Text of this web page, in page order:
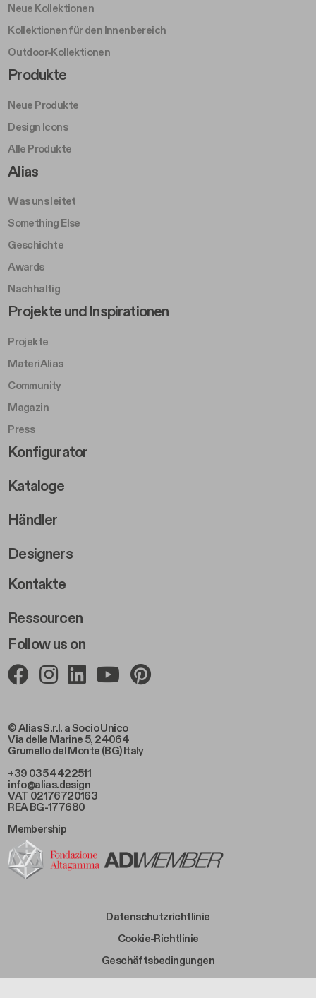
© Alias S.r.l. a Socio Unico
Via delle Marine 5, 24064
Grumello del Monte (BG) Italy
+39 035 4422511
info@alias.design
VAT 02176720163
REA BG-177680
Neue Kollektionen
Kollektionen für den Innenbereich
Outdoor-Kollektionen
Footer Right Middle A
Produkte
Neue Produkte
Design Icons
Alle Produkte
Footer Right A
Alias
Was uns leitet
Something Else
Geschichte
Awards
Nachhaltig
Follow us on
Footer Left Middle B
Projekte und Inspirationen
Projekte
MateriAlias
Community
Magazin
Press
Footer Right Middle B
Konfigurator
Kataloge
Händler
Designers
Footer Right 2
Kontakte
Ressourcen
Membership
Footer Bottom Left
Datenschutzrichtlinie
Footer Bottom Left Middle
Cookie-Richtlinie
Footer Bottom Right Middle
Geschäftsbedingungen
Footer Bottom Right
Ethikkodex